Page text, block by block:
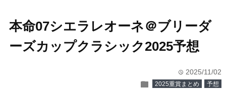
本命07シエラレオーネ＠ブリーダ
ーズカップクラシック2025予想
time 2025/11/02
folder 2025重賞まとめ 予想